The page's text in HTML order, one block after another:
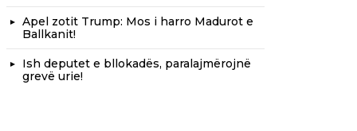
Apel zotit Trump: Mos i harro Madurot e
Ballkanit!
Ish deputet e bllokadës, paralajmërojnë
grevë urie!